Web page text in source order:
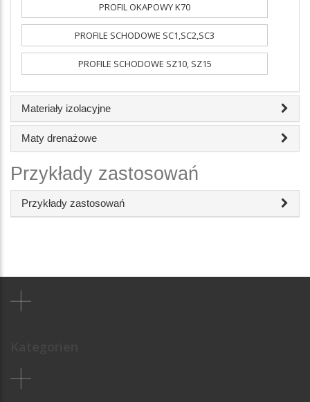
PROFIL OKAPOWY K70
PROFILE SCHODOWE SC1,SC2,SC3
PROFILE SCHODOWE SZ10, SZ15
Materiały izolacyjne
Maty drenażowe
Przykłady zastosowań
Przykłady zastosowań